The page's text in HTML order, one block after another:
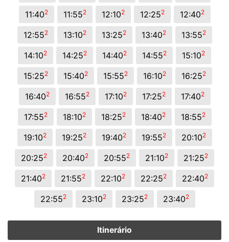
11:402 11:552 12:102 12:252 12:402
12:552 13:102 13:252 13:402 13:552
14:102 14:252 14:402 14:552 15:102
15:252 15:402 15:552 16:102 16:252
16:402 16:552 17:102 17:252 17:402
17:552 18:102 18:252 18:402 18:552
19:102 19:252 19:402 19:552 20:102
20:252 20:402 20:552 21:102 21:252
21:402 21:552 22:102 22:252 22:402
22:552 23:102 23:252 23:402
Itinerário